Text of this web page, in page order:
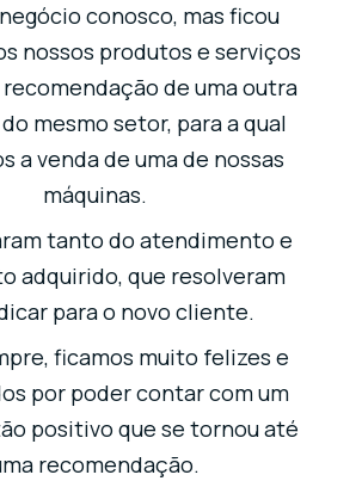
conosco, mas ficou
nossos produtos e serviços
de uma outra
mesmo setor, para a qual
a venda de uma de nossas
máquinas.
tanto do atendimento e
adquirido, que resolveram
para o novo cliente.
ficamos muito felizes e
por poder contar com um
positivo que se tornou até
recomendação.